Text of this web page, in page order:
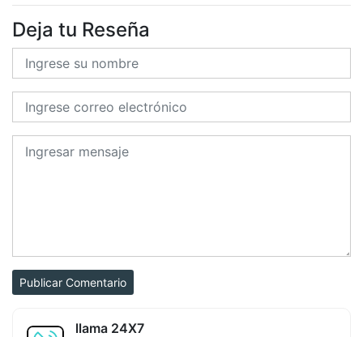
Deja tu Reseña
Publicar Comentario
llama 24X7